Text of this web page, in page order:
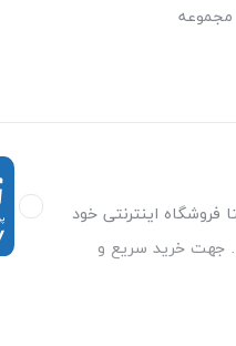
مجموعه
فروشگاه اینترنتی خود
و… جهت خرید سریع و